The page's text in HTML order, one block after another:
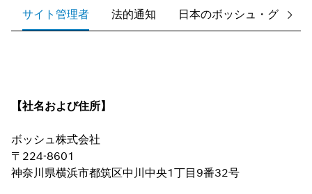
サイト管理者 法的通知 日本のボッシュ・グルー
【社名および住所】
ボッシュ株式会社
〒224-8601
神奈川県横浜市都筑区中川中央1丁目9番32号